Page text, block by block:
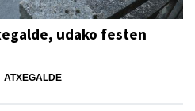
udako festen
ATXEGALDE